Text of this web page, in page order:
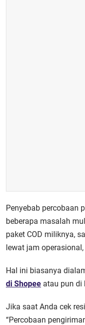
Penyebab percobaan
beberapa masalah
paket COD miliknya,
lewat jam
Hal ini biasanya
di Shopee atau pun di
Jika saat Anda cek
“Percobaan